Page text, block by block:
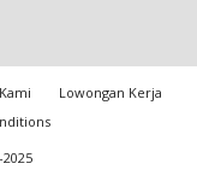
Lowongan Kerja